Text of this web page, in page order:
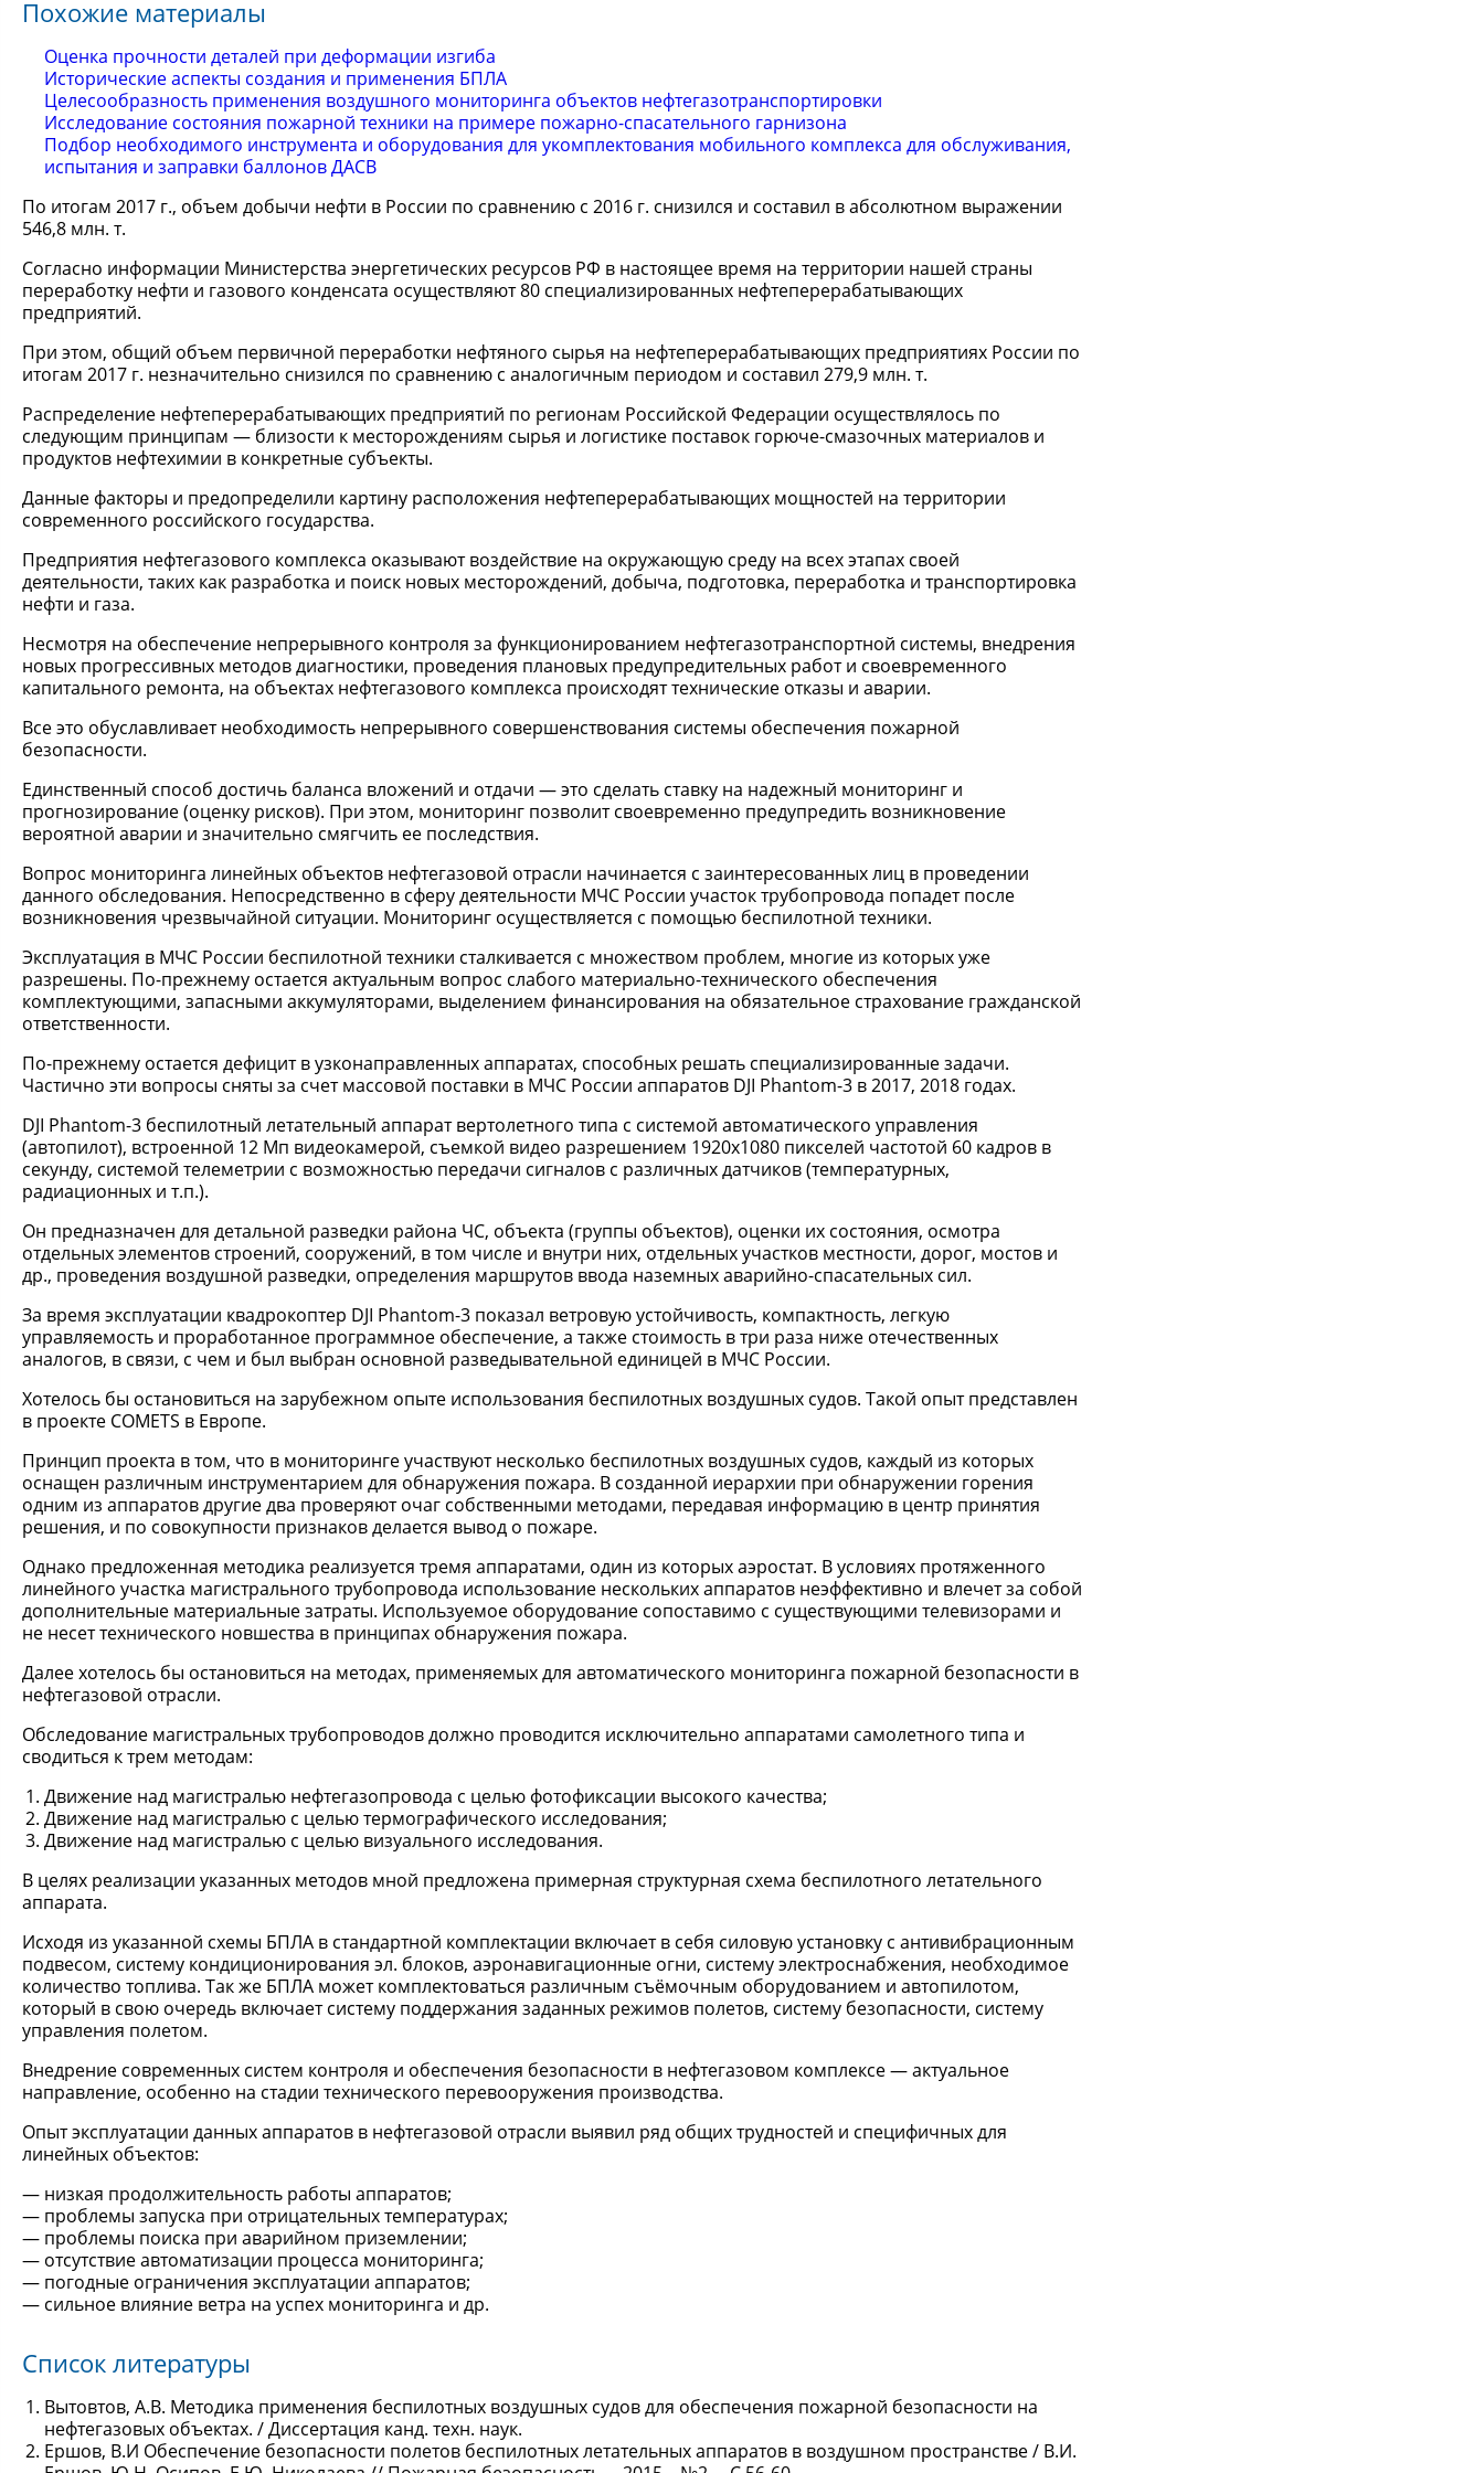
Похожие материалы
Оценка прочности деталей при деформации изгиба
Исторические аспекты создания и применения БПЛА
Целесообразность применения воздушного мониторинга объектов нефтегазотранспортировки
Исследование состояния пожарной техники на примере пожарно-спасательного гарнизона
Подбор необходимого инструмента и оборудования для укомплектования мобильного комплекса для обслуживания,
испытания и заправки баллонов ДАСВ
По итогам 2017 г., объем добычи нефти в России по сравнению с 2016 г. снизился и составил в абсолютном выражении
546,8 млн. т.
Согласно информации Министерства энергетических ресурсов РФ в настоящее время на территории нашей страны
переработку нефти и газового конденсата осуществляют 80 специализированных нефтеперерабатывающих
предприятий.
При этом, общий объем первичной переработки нефтяного сырья на нефтеперерабатывающих предприятиях России по
итогам 2017 г. незначительно снизился по сравнению с аналогичным периодом и составил 279,9 млн. т.
Распределение нефтеперерабатывающих предприятий по регионам Российской Федерации осуществлялось по
следующим принципам — близости к месторождениям сырья и логистике поставок горюче-смазочных материалов и
продуктов нефтехимии в конкретные субъекты.
Данные факторы и предопределили картину расположения нефтеперерабатывающих мощностей на территории
современного российского государства.
Предприятия нефтегазового комплекса оказывают воздействие на окружающую среду на всех этапах своей
деятельности, таких как разработка и поиск новых месторождений, добыча, подготовка, переработка и транспортировка
нефти и газа.
Несмотря на обеспечение непрерывного контроля за функционированием нефтегазотранспортной системы, внедрения
новых прогрессивных методов диагностики, проведения плановых предупредительных работ и своевременного
капитального ремонта, на объектах нефтегазового комплекса происходят технические отказы и аварии.
Все это обуславливает необходимость непрерывного совершенствования системы обеспечения пожарной
безопасности.
Единственный способ достичь баланса вложений и отдачи — это сделать ставку на надежный мониторинг и
прогнозирование (оценку рисков). При этом, мониторинг позволит своевременно предупредить возникновение
вероятной аварии и значительно смягчить ее последствия.
Вопрос мониторинга линейных объектов нефтегазовой отрасли начинается с заинтересованных лиц в проведении
данного обследования. Непосредственно в сферу деятельности МЧС России участок трубопровода попадет после
возникновения чрезвычайной ситуации. Мониторинг осуществляется с помощью беспилотной техники.
Эксплуатация в МЧС России беспилотной техники сталкивается с множеством проблем, многие из которых уже
разрешены. По-прежнему остается актуальным вопрос слабого материально-технического обеспечения
комплектующими, запасными аккумуляторами, выделением финансирования на обязательное страхование гражданской
ответственности.
По-прежнему остается дефицит в узконаправленных аппаратах, способных решать специализированные задачи.
Частично эти вопросы сняты за счет массовой поставки в МЧС России аппаратов DJI Phantom-3 в 2017, 2018 годах.
DJI Phantom-3 беспилотный летательный аппарат вертолетного типа с системой автоматического управления
(автопилот), встроенной 12 Мп видеокамерой, съемкой видео разрешением 1920х1080 пикселей частотой 60 кадров в
секунду, системой телеметрии с возможностью передачи сигналов с различных датчиков (температурных,
радиационных и т.п.).
Он предназначен для детальной разведки района ЧС, объекта (группы объектов), оценки их состояния, осмотра
отдельных элементов строений, сооружений, в том числе и внутри них, отдельных участков местности, дорог, мостов и
др., проведения воздушной разведки, определения маршрутов ввода наземных аварийно-спасательных сил.
За время эксплуатации квадрокоптер DJI Phantom-3 показал ветровую устойчивость, компактность, легкую
управляемость и проработанное программное обеспечение, а также стоимость в три раза ниже отечественных
аналогов, в связи, с чем и был выбран основной разведывательной единицей в МЧС России.
Хотелось бы остановиться на зарубежном опыте использования беспилотных воздушных судов. Такой опыт представлен
в проекте COMETS в Европе.
Принцип проекта в том, что в мониторинге участвуют несколько беспилотных воздушных судов, каждый из которых
оснащен различным инструментарием для обнаружения пожара. В созданной иерархии при обнаружении горения
одним из аппаратов другие два проверяют очаг собственными методами, передавая информацию в центр принятия
решения, и по совокупности признаков делается вывод о пожаре.
Однако предложенная методика реализуется тремя аппаратами, один из которых аэростат. В условиях протяженного
линейного участка магистрального трубопровода использование нескольких аппаратов неэффективно и влечет за собой
дополнительные материальные затраты. Используемое оборудование сопоставимо с существующими телевизорами и
не несет технического новшества в принципах обнаружения пожара.
Далее хотелось бы остановиться на методах, применяемых для автоматического мониторинга пожарной безопасности в
нефтегазовой отрасли.
Обследование магистральных трубопроводов должно проводится исключительно аппаратами самолетного типа и
сводиться к трем методам:
Движение над магистралью нефтегазопровода с целью фотофиксации высокого качества;
Движение над магистралью с целью термографического исследования;
Движение над магистралью с целью визуального исследования.
В целях реализации указанных методов мной предложена примерная структурная схема беспилотного летательного
аппарата.
Исходя из указанной схемы БПЛА в стандартной комплектации включает в себя силовую установку с антивибрационным
подвесом, систему кондиционирования эл. блоков, аэронавигационные огни, систему электроснабжения, необходимое
количество топлива. Так же БПЛА может комплектоваться различным съёмочным оборудованием и автопилотом,
который в свою очередь включает систему поддержания заданных режимов полетов, систему безопасности, систему
управления полетом.
Внедрение современных систем контроля и обеспечения безопасности в нефтегазовом комплексе — актуальное
направление, особенно на стадии технического перевооружения производства.
Опыт эксплуатации данных аппаратов в нефтегазовой отрасли выявил ряд общих трудностей и специфичных для
линейных объектов:
низкая продолжительность работы аппаратов;
проблемы запуска при отрицательных температурах;
проблемы поиска при аварийном приземлении;
отсутствие автоматизации процесса мониторинга;
погодные ограничения эксплуатации аппаратов;
сильное влияние ветра на успех мониторинга и др.
Список литературы
Вытовтов, А.В. Методика применения беспилотных воздушных судов для обеспечения пожарной безопасности на
нефтегазовых объектах. / Диссертация канд. техн. наук.
Ершов, В.И Обеспечение безопасности полетов беспилотных летательных аппаратов в воздушном пространстве / В.И.